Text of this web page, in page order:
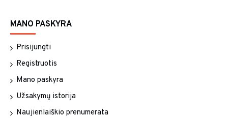
MANO PASKYRA
Prisijungti
Registruotis
Mano paskyra
Užsakymų istorija
Naujienlaiškio prenumerata